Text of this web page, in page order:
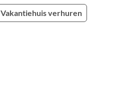
Vakantiehuis verhuren